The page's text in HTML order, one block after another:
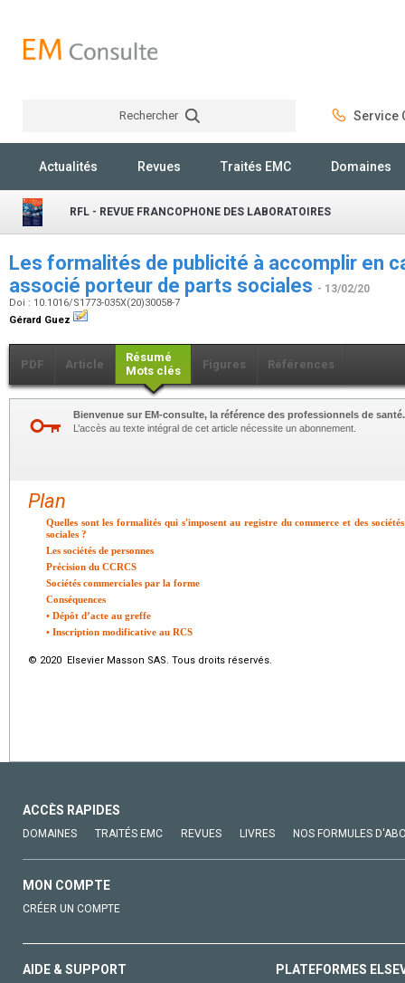
Rechercher Service
Actualités Revues Traités EMC Domaines
RFL - REVUE FRANCOPHONE DES LABORATOIRES
Les formalités de publicité à accomplir en
associé porteur de parts sociales - 13/02/20
Doi : 10.1016/S1773-035X(20)30058-7
Gérard Guez
PDF Article
Résumé
Mots clés
Figures Références
Bienvenue sur EM-consulte, la référence des professionnels de santé.
L’accès au texte intégral de cet article nécessite un abonnement.
Plan
Quelles sont les formalités qui s'imposent au registre du commerce et des
sociales ?
Les sociétés de personnes
Précision du CCRCS
Sociétés commerciales par la forme
Conséquences
• Dépôt d’acte au greffe
• Inscription modificative au RCS
© 2020 Elsevier Masson SAS. Tous droits réservés.
ACCÈS RAPIDES
DOMAINES TRAITÉS EMC REVUES LIVRES NOS FORMULES
MON COMPTE
CRÉER UN COMPTE
AIDE & SUPPORT PLATEFORMES